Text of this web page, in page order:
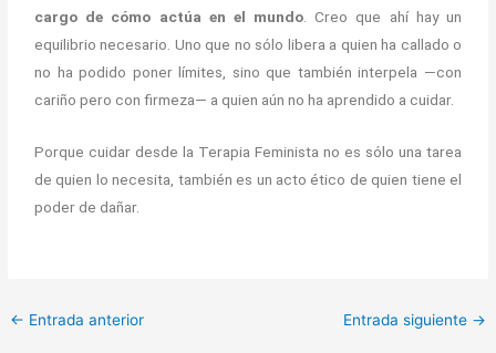
cargo de cómo actúa en el mundo . Creo que ahí hay un
equilibrio necesario. Uno que no sólo libera a quien ha callado o
no ha podido poner límites, sino que también interpela —con
cariño pero con firmeza— a quien aún no ha aprendido a cuidar.
Porque cuidar desde la Terapia Feminista no es sólo una tarea
de quien lo necesita, también es un acto ético de quien tiene el
poder de dañar.
← Entrada anterior Entrada siguiente →